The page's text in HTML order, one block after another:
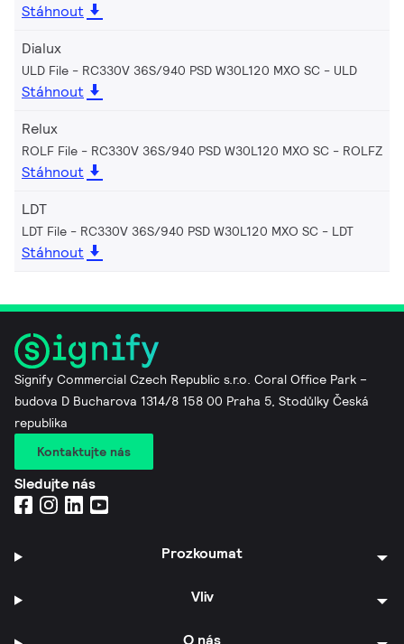
Stáhnout
Dialux
ULD File - RC330V 36S/940 PSD W30L120 MXO SC ULD
Stáhnout
Relux
ROLF File - RC330V 36S/940 PSD W30L120 MXO SC ROLFZ
Stáhnout
LDT
LDT File - RC330V 36S/940 PSD W30L120 MXO SC LDT
Stáhnout
Signify Commercial Czech Republic s.r.o. Coral Office Park –
budova D Bucharova 1314/8 158 00 Praha 5, Stodůlky Česká
republika
Kontaktujte nás
Sledujte nás
Prozkoumat
Vliv
O nás